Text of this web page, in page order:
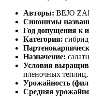
Авторы: BEJO
Синонимы
Год допущения к
Категория: гибрид
Назначение:
Условия
пленочных
Урожайность
Средняя